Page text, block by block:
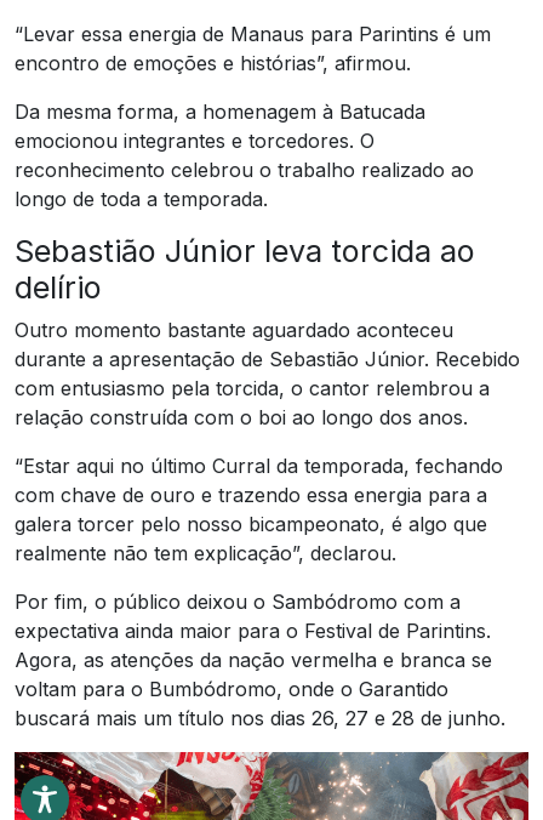
“Levar essa energia de Manaus para Parintins é um
encontro de emoções e histórias”, afirmou.
Da mesma forma, a homenagem à Batucada
emocionou integrantes e torcedores. O
reconhecimento celebrou o trabalho realizado ao
longo de toda a temporada.
Sebastião Júnior leva torcida ao
delírio
Outro momento bastante aguardado aconteceu
durante a apresentação de Sebastião Júnior. Recebido
com entusiasmo pela torcida, o cantor relembrou a
relação construída com o boi ao longo dos anos.
“Estar aqui no último Curral da temporada, fechando
com chave de ouro e trazendo essa energia para a
galera torcer pelo nosso bicampeonato, é algo que
realmente não tem explicação”, declarou.
Por fim, o público deixou o Sambódromo com a
expectativa ainda maior para o Festival de Parintins.
Agora, as atenções da nação vermelha e branca se
voltam para o Bumbódromo, onde o Garantido
buscará mais um título nos dias 26, 27 e 28 de junho.